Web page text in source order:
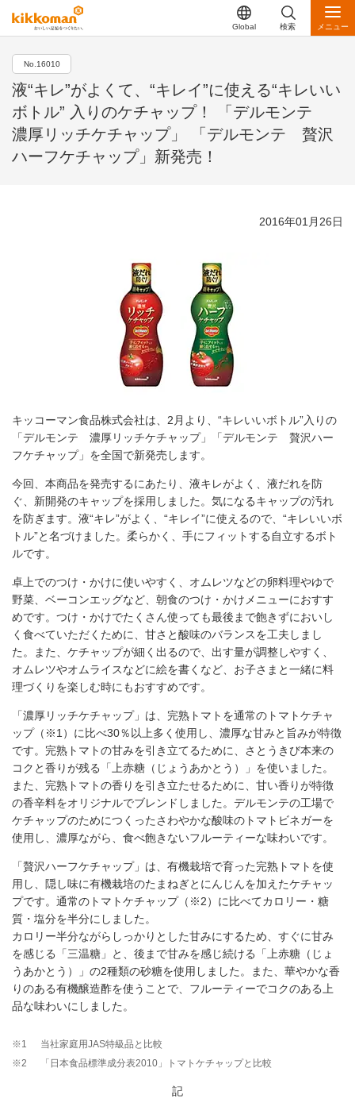
Global 検索 メニュー
No.16010
液“キレ”がよくて、“キレイ”に使える“キレいい
ボトル” 入りのケチャップ！ 「デルモンテ
濃厚リッチケチャップ」 「デルモンテ 贅沢
ハーフケチャップ」新発売！
2016年01月26日
キッコーマン食品株式会社は、2月より、“キレいいボトル”入りの
「デルモンテ 濃厚リッチケチャップ」「デルモンテ 贅沢ハー
フケチャップ」を全国で新発売します。
今回、本商品を発売するにあたり、液キレがよく、液だれを防
ぐ、新開発のキャップを採用しました。気になるキャップの汚れ
を防ぎます。液“キレ”がよく、“キレイ”に使えるので、“キレいいボ
トル”と名づけました。柔らかく、手にフィットする自立するボト
ルです。
卓上でのつけ・かけに使いやすく、オムレツなどの卵料理やゆで
野菜、ベーコンエッグなど、朝食のつけ・かけメニューにおすす
めです。つけ・かけでたくさん使っても最後まで飽きずにおいし
く食べていただくために、甘さと酸味のバランスを工夫しまし
た。また、ケチャップが細く出るので、出す量が調整しやすく、
オムレツやオムライスなどに絵を書くなど、お子さまと一緒に料
理づくりを楽しむ時にもおすすめです。
「濃厚リッチケチャップ」は、完熟トマトを通常のトマトケチャ
ップ（※1）に比べ30％以上多く使用し、濃厚な甘みと旨みが特徴
です。完熟トマトの甘みを引き立てるために、さとうきび本来の
コクと香りが残る「上赤糖（じょうあかとう）」を使いました。
また、完熟トマトの香りを引き立たせるために、甘い香りが特徴
の香辛料をオリジナルでブレンドしました。デルモンテの工場で
ケチャップのためにつくったさわやかな酸味のトマトビネガーを
使用し、濃厚ながら、食べ飽きないフルーティーな味わいです。
「贅沢ハーフケチャップ」は、有機栽培で育った完熟トマトを使
用し、隠し味に有機栽培のたまねぎとにんじんを加えたケチャッ
プです。通常のトマトケチャップ（※2）に比べてカロリー・糖
質・塩分を半分にしました。
カロリー半分ながらしっかりとした甘みにするため、すぐに甘み
を感じる「三温糖」と、後まで甘みを感じ続ける「上赤糖（じょ
うあかとう）」の2種類の砂糖を使用しました。また、華やかな香
りのある有機醸造酢を使うことで、フルーティーでコクのある上
品な味わいにしました。
※1
当社家庭用JAS特級品と比較
※2
「日本食品標準成分表2010」トマトケチャップと比較
記